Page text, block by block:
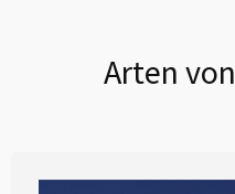
Arten von